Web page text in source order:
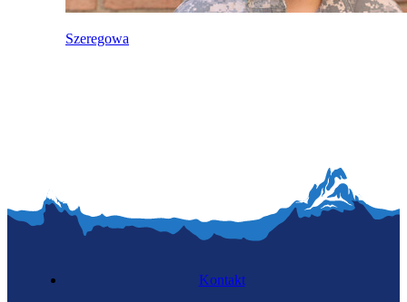
Szeregowa
Kontakt